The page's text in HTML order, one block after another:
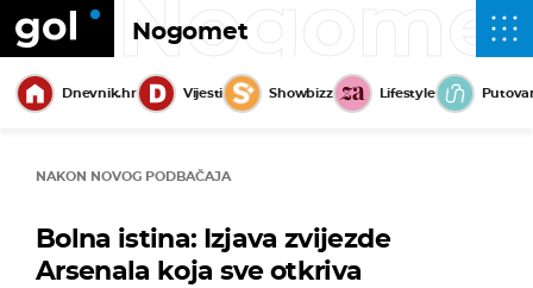
Nogomet
Dnevnik.hr Vijesti Showbizz Lifestyle
NAKON NOVOG PODBAČAJA
Bolna istina: Izjava zvijezde
Arsenala koja sve otkriva